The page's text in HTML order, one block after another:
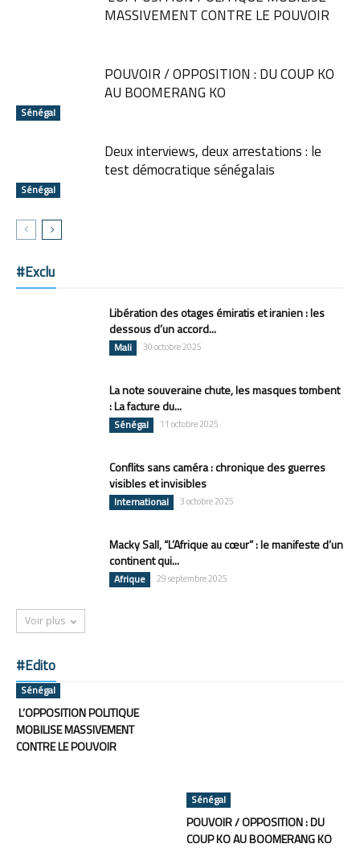
MASSIVEMENT CONTRE LE POUVOIR
Sénégal
POUVOIR / OPPOSITION : DU COUP KO
AU BOOMERANG KO
Sénégal
Deux interviews, deux arrestations : le
test démocratique sénégalais
#Exclu
Libération des otages émiratis et iranien : les
dessous d’un accord...
Mali 30 octobre 2025
La note souveraine chute, les masques tombent
: La facture du...
Sénégal 11 octobre 2025
Conflits sans caméra : chronique des guerres
visibles et invisibles
International 3 octobre 2025
Macky Sall, “L’Afrique au cœur” : le manifeste d’un
continent qui...
Afrique 29 septembre 2025
Voir plus
#Edito
Sénégal
L’OPPOSITION POLITIQUE
MOBILISE MASSIVEMENT
CONTRE LE POUVOIR
Sénégal
POUVOIR / OPPOSITION : DU
COUP KO AU BOOMERANG KO